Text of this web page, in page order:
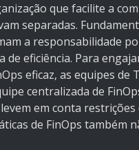
que facilite a
separadas.
a responsabilidade
eficiência. Para
eficaz, as equipes de
centralizada de
em conta restrições
de FinOps também